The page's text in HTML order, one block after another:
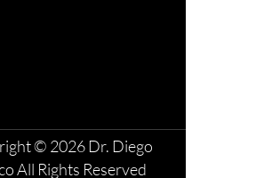
© 2026 Dr. Diego
All Rights Reserved